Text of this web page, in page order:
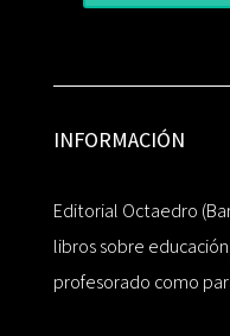
INFORMACIÓN
Editorial Octaedro
libros sobre
profesorado como